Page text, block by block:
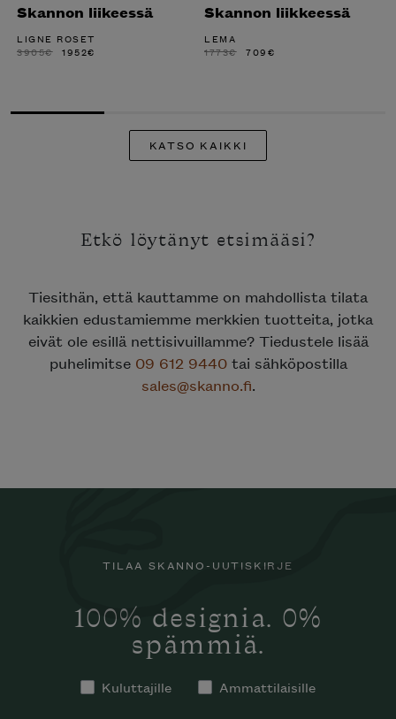
Skannon liikeessä
LIGNE ROSET
3905€ ALKUPERÄINEN
1952€
Skannon liikkeessä
LEMA
1773€ ALKUPERÄINEN
709€
KATSO KAIKKI
Etkö löytänyt etsimääsi?
Tiesithän, että kauttamme on mahdollista tilata
kaikkien edustamiemme merkkien tuotteita, jotka
eivät ole esillä nettisivuillamme? Tiedustele lisää
puhelimitse 09 612 9440tai sähköpostilla
sales@skanno.fi.
TILAA SKANNO-UUTISKIRJE
100% designia. 0%
spämmiä.
Kuluttajille Ammattilaisille